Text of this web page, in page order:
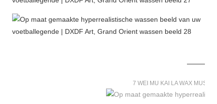
7 WEI MU KAI LA WAX